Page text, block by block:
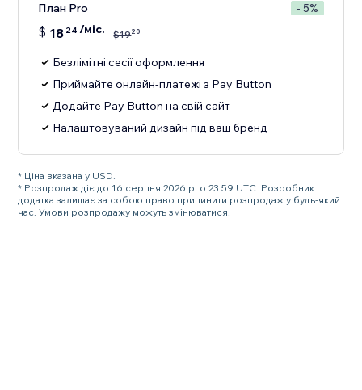
План Pro - 5%
$ 18 24 /міс. $1920
Безлімітні сесії оформлення
Приймайте онлайн-платежі з Pay Button
Додайте Pay Button на свій сайт
Налаштовуваний дизайн під ваш бренд
* Ціна вказана у USD.
* Розпродаж діє до 16 серпня 2026 р. о 23:59 UTC. Розробник
додатка залишає за собою право припинити розпродаж у будь-який
час. Умови розпродажу можуть змінюватися.